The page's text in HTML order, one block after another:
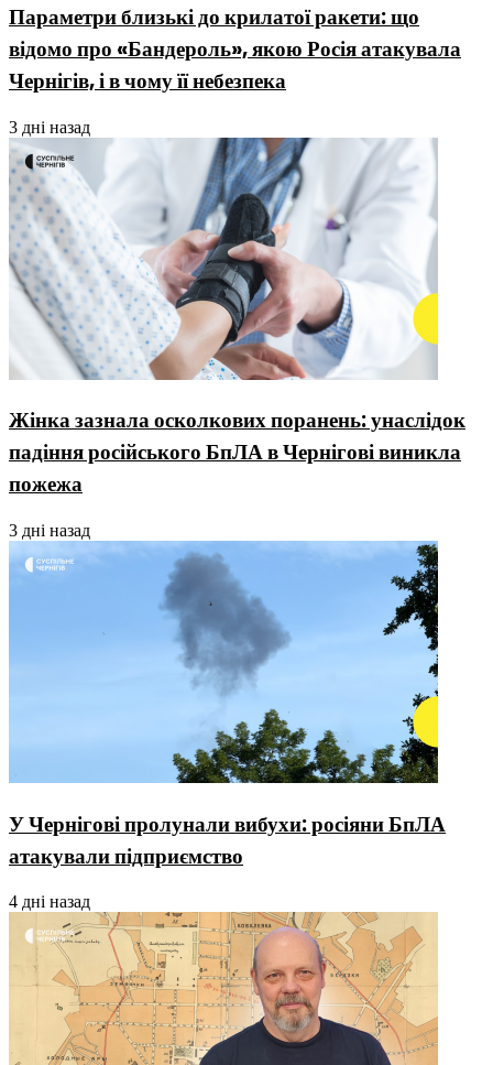
Параметри близькі до крилатої ракети: що
відомо про «Бандероль», якою Росія атакувала
Чернігів, і в чому її небезпека
3 дні назад
Жінка зазнала осколкових поранень: унаслідок
падіння російського БпЛА в Чернігові виникла
пожежа
3 дні назад
У Чернігові пролунали вибухи: росіяни БпЛА
атакували підприємство
4 дні назад